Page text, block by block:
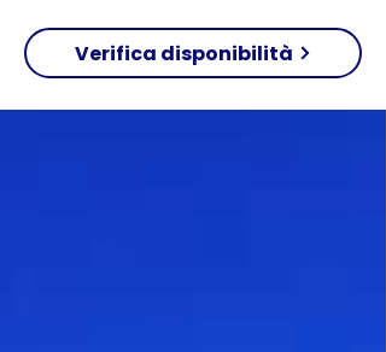
Verifica disponibilità